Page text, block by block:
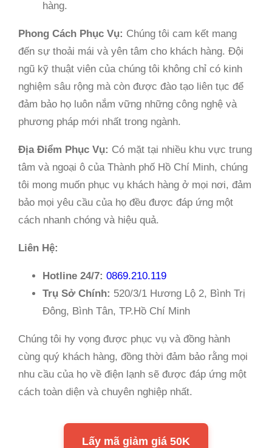
hàng.
Phong Cách Phục Vụ: Chúng tôi cam kết mang
đến sự thoải mái và yên tâm cho khách hàng. Đội
ngũ kỹ thuật viên của chúng tôi không chỉ có kinh
nghiệm sâu rộng mà còn được đào tạo liên tục để
đảm bảo họ luôn nắm vững những công nghệ và
phương pháp mới nhất trong ngành.
Địa Điểm Phục Vụ: Có mặt tại nhiều khu vực trung
tâm và ngoại ô của Thành phố Hồ Chí Minh, chúng
tôi mong muốn phục vụ khách hàng ở mọi nơi, đảm
bảo mọi yêu cầu của họ đều được đáp ứng một
cách nhanh chóng và hiệu quả.
Liên Hệ:
Hotline 24/7: 0869.210.119
Trụ Sở Chính: 520/3/1 Hương Lộ 2, Bình Trị
Đông, Bình Tân, TP.Hồ Chí Minh
Chúng tôi hy vọng được phục vụ và đồng hành
cùng quý khách hàng, đồng thời đảm bảo rằng mọi
nhu cầu của họ về điện lạnh sẽ được đáp ứng một
cách toàn diện và chuyên nghiệp nhất.
Lấy mã giảm giá 50K